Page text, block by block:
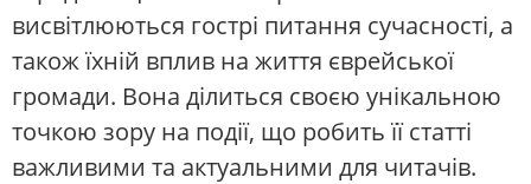
висвітлюються гострі питання сучасності, а
також їхній вплив на життя єврейської
громади. Вона ділиться своєю унікальною
точкою зору на події, що робить її статті
важливими та актуальними для читачів.